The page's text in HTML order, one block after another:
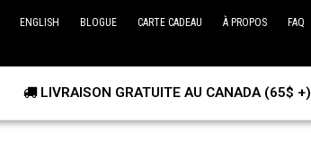
ENGLISH BLOGUE CARTE CADEAU À PROPOS FAQ
LIVRAISON GRATUITE AU CANADA (65$ +)